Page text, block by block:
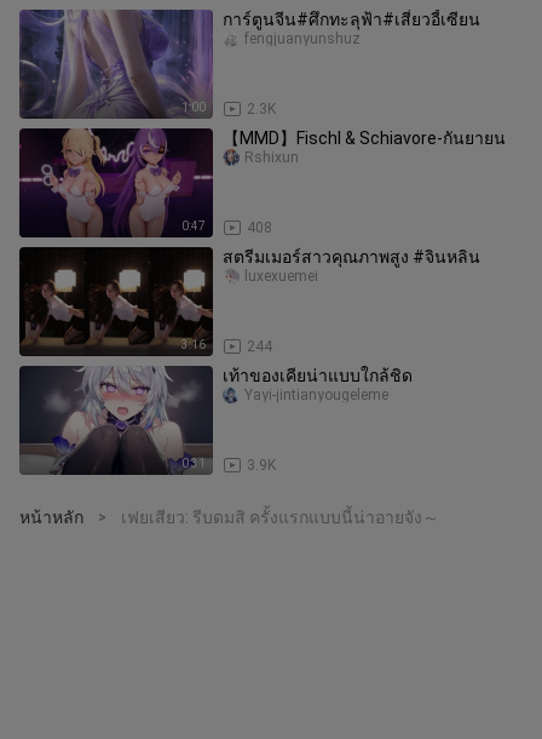
1:00
การ์ตูนจีน#ศึกทะลุฟ้า#เสี่ยวอี้เซียน
2.3K
fengjuanyunshuz
0:47
【MMD】Fischl & Schiavore-กันยายน
408
Rshixun
3:16
สตรีมเมอร์สาวคุณภาพสูง #จินหลิน
244
luxexuemei
0:31
เท้าของเคียน่าแบบใกล้ชิด
3.9K
Yayi-jintianyougeleme
หน้าหลัก > เฟยเสียว: รีบดมสิ ครั้งแรกแบบนี้น่าอายจัง～